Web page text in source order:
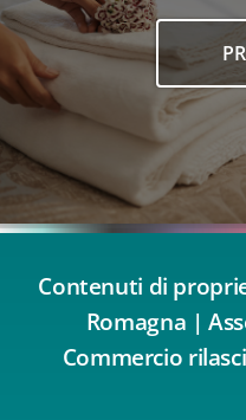
Contenuti di
Romagna |
Commercio